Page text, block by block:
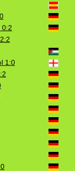
0:2
1:0